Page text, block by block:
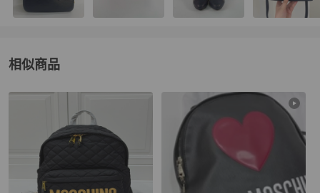
相似商品
更多相似Moschino女包推薦精品